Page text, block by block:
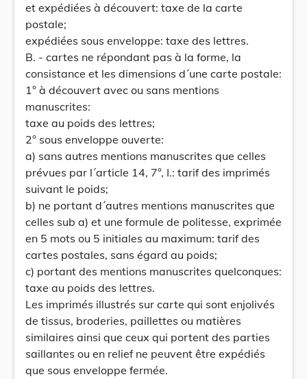
et expédiées à découvert: taxe de la carte
postale;
expédiées sous enveloppe: taxe des lettres.
B. - cartes ne répondant pas à la forme, la
consistance et les dimensions d´une carte postale:
1° à découvert avec ou sans mentions
manuscrites:
taxe au poids des lettres;
2° sous enveloppe ouverte:
a) sans autres mentions manuscrites que celles
prévues par l´article 14, 7°, I.: tarif des imprimés
suivant le poids;
b) ne portant d´autres mentions manuscrites que
celles sub a) et une formule de politesse, exprimée
en 5 mots ou 5 initiales au maximum: tarif des
cartes postales, sans égard au poids;
c) portant des mentions manuscrites quelconques:
taxe au poids des lettres.
Les imprimés illustrés sur carte qui sont enjolivés
de tissus, broderies, paillettes ou matières
similaires ainsi que ceux qui portent des parties
saillantes ou en relief ne peuvent être expédiés
que sous enveloppe fermée.